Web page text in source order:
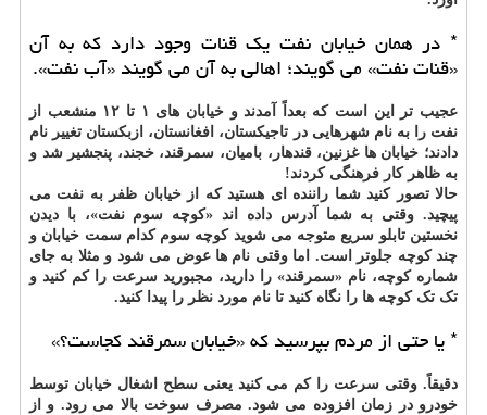
* در همان خیابان نفت یک قنات وجود دارد که به آن
«قنات نفت» می گویند؛ اهالی به آن می گویند «آب نفت».
عجیب تر این است که بعداً آمدند و خیابان های ۱ تا ۱۲ منشعب از
نفت را به نام شهرهایی در تاجیکستان، افغانستان، ازبکستان تغییر نام
دادند؛ خیابان ها غزنین، قندهار، بامیان، سمرقند، خجند، پنجشیر شد و
به ظاهر کار فرهنگی کردند!
حالا تصور کنید شما راننده ای هستید که از خیابان ظفر به نفت می
پیچید. وقتی به شما آدرس داده اند «کوچه سوم نفت»، با دیدن
نخستین تابلو سریع متوجه می شوید کوچه سوم کدام سمت خیابان و
چند کوچه جلوتر است. اما وقتی نام ها عوض می شود و مثلا به جای
شماره کوچه، نام «سمرقند» را دارید، مجبورید سرعت را کم کنید و
تک تک کوچه ها را نگاه کنید تا نام مورد نظر را پیدا کنید.
* یا حتی از مردم بپرسید که «خیابان سمرقند کجاست؟»
دقیقاً. وقتی سرعت را کم می کنید یعنی سطح اشغال خیابان توسط
خودرو در زمان افزوده می شود. مصرف سوخت بالا می رود. و از